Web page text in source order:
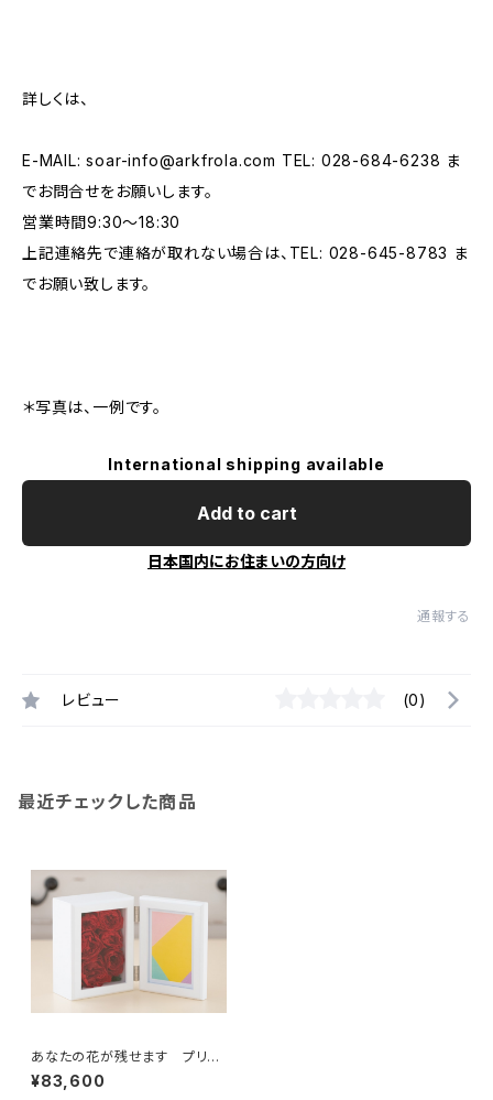
詳しくは、
E-MAIL:soar-info@arkfrola.com TEL: 028-684-6238 ま
でお問合せをお願いします。
営業時間9:30～18:30
上記連絡先で連絡が取れない場合は、TEL: 028-645-8783 ま
でお願い致します。
＊写真は、一例です。
International shipping available
Add to cart
日本国内にお住まいの方向け
通報する
レビュー (0)
最近チェックした商品
あなたの花が残せます プリフ
ォトフレーム Ｓ (複色)
¥83,600